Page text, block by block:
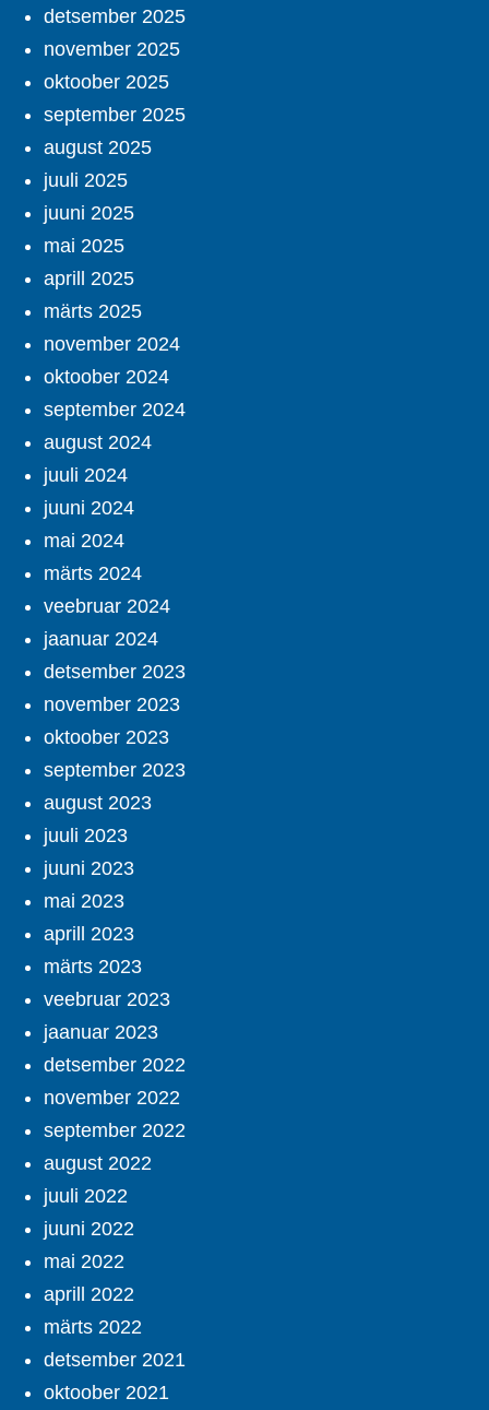
detsember 2025
november 2025
oktoober 2025
september 2025
august 2025
juuli 2025
juuni 2025
mai 2025
aprill 2025
märts 2025
november 2024
oktoober 2024
september 2024
august 2024
juuli 2024
juuni 2024
mai 2024
märts 2024
veebruar 2024
jaanuar 2024
detsember 2023
november 2023
oktoober 2023
september 2023
august 2023
juuli 2023
juuni 2023
mai 2023
aprill 2023
märts 2023
veebruar 2023
jaanuar 2023
detsember 2022
november 2022
september 2022
august 2022
juuli 2022
juuni 2022
mai 2022
aprill 2022
märts 2022
detsember 2021
oktoober 2021